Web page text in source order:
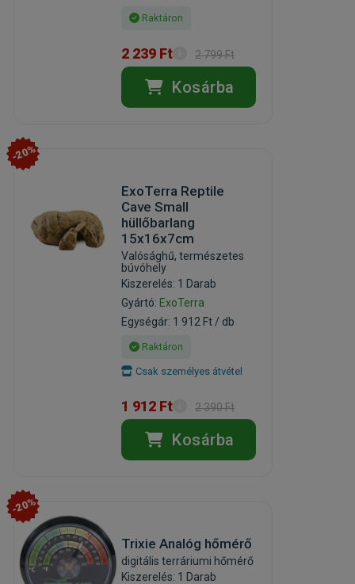
Raktáron
2 239 Ft 2 799 Ft
Kosárba
-20%
ExoTerra Reptile
Cave Small
hüllőbarlang
15x16x7cm
Valósághű, természetes
búvóhely
Kiszerelés: 1 Darab
Gyártó: ExoTerra
Egységár: 1 912 Ft / db
Raktáron
Csak személyes átvétel
1 912 Ft 2 390 Ft
Kosárba
-20%
Trixie Analóg hőmérő
digitális terráriumi hőmérő
Kiszerelés: 1 Darab